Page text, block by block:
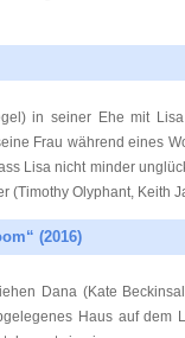
in seiner Ehe mit
Frau während eines
Lisa nicht minder
(Timothy Olyphant, Keith
(2016)
Dana (Kate
Haus auf dem